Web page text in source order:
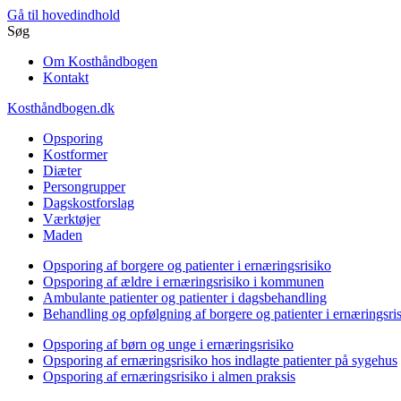
Gå til hovedindhold
Søg
Om Kosthåndbogen
Kontakt
Kosthåndbogen.dk
Opsporing
Kostformer
Diæter
Persongrupper
Dagskostforslag
Værktøjer
Maden
Opsporing af borgere og patienter i ernæringsrisiko
Opsporing af ældre i ernæringsrisiko i kommunen
Ambulante patienter og patienter i dagsbehandling
Behandling og opfølgning af borgere og patienter i
Opsporing af børn og unge i ernæringsrisiko
Opsporing af ernæringsrisiko hos indlagte patienter på sygehus
Opsporing af ernæringsrisiko i almen praksis